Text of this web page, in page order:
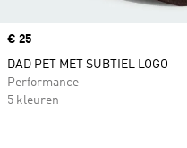
Price
€ 25
DAD PET MET SUBTIEL LOGO
Performance
5 kleuren